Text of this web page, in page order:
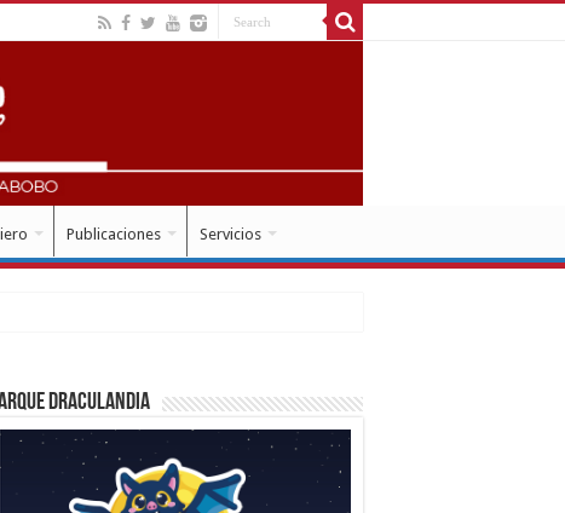
Publicaciones Servicios
Draculandia